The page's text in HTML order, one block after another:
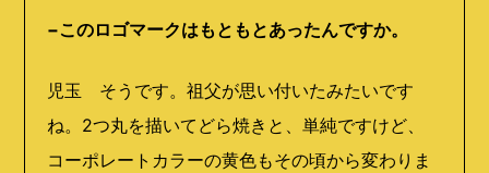
−このロゴマークはもともとあったんですか。
児玉 そうです。祖父が思い付いたみたいです
ね。 2つ丸を描いてどら焼きと、単純ですけど、
コーポレートカラーの黄色もその頃から変わりま